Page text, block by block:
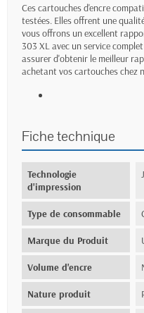
Ces cartouches d'encre
testées. Elles offrent une
vous offrons un excellent
303 XL avec un service
assurer d'obtenir le meilleur
achetant vos cartouches chez
Fiche technique
Technologie
d'impression
Type de consommable
Marque du Produit
Volume d'encre
Nature produit